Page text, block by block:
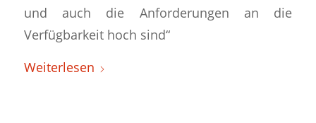
und auch die Anforderungen an die
Verfügbarkeit hoch sind“
Weiterlesen